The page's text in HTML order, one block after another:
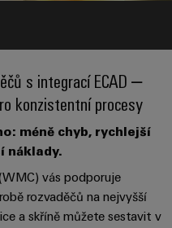
Configurator
s integrací ECAD –
konzistentní procesy
méně chyb, rychlejší
náklady.
vás podporuje
rozvaděčů na nejvyšší
a skříně můžete sestavit v